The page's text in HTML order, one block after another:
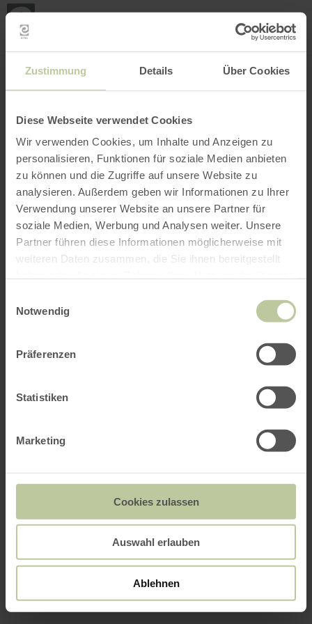
Zustimmung Details Über Cookies
Diese Webseite verwendet Cookies
Wir verwenden Cookies, um Inhalte und Anzeigen zu
personalisieren, Funktionen für soziale Medien anbieten
zu können und die Zugriffe auf unsere Website zu
analysieren. Außerdem geben wir Informationen zu Ihrer
Verwendung unserer Website an unsere Partner für
soziale Medien, Werbung und Analysen weiter. Unsere
Partner führen diese Informationen möglicherweise mit
weiteren Daten zusammen, die Sie ihnen bereitgestellt
Notwendig
Präferenzen
Statistiken
Marketing
Cookies zulassen
Auswahl erlauben
Ablehnen
INTERACTIVE MAP
my
Open filter